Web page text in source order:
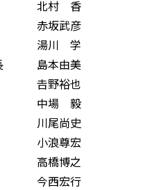
北村 香
赤坂武彦
湯川 学
長 島本由美
𠮷野裕也
中場 毅
川尾尚史
小浪尊宏
高橋博之
西宏行